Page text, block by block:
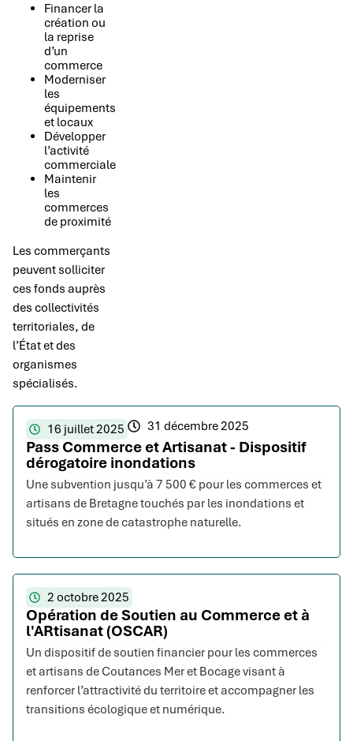
Financer la
création ou
la reprise
d’un
commerce
Moderniser
les
équipements
et locaux
Développer
l’activité
commerciale
Maintenir
les
commerces
de proximité
Les commerçants
peuvent solliciter
ces fonds auprès
des collectivités
territoriales, de
l’État et des
organismes
spécialisés.
16 juillet 2025 31 décembre 2025
Pass Commerce et Artisanat - Dispositif
dérogatoire inondations
Une subvention jusqu’à 7 500 € pour les commerces et
artisans de Bretagne touchés par les inondations et
situés en zone de catastrophe naturelle.
2 octobre 2025
Opération de Soutien au Commerce et à
l'ARtisanat (OSCAR)
Un dispositif de soutien financier pour les commerces
et artisans de Coutances Mer et Bocage visant à
renforcer l’attractivité du territoire et accompagner les
transitions écologique et numérique.